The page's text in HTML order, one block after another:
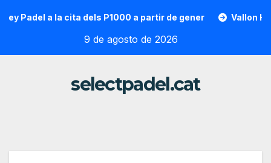
a la cita dels P1000 a partir de gener Vallon Hoarau /
9 de agosto de 2026
selectpadel.cat